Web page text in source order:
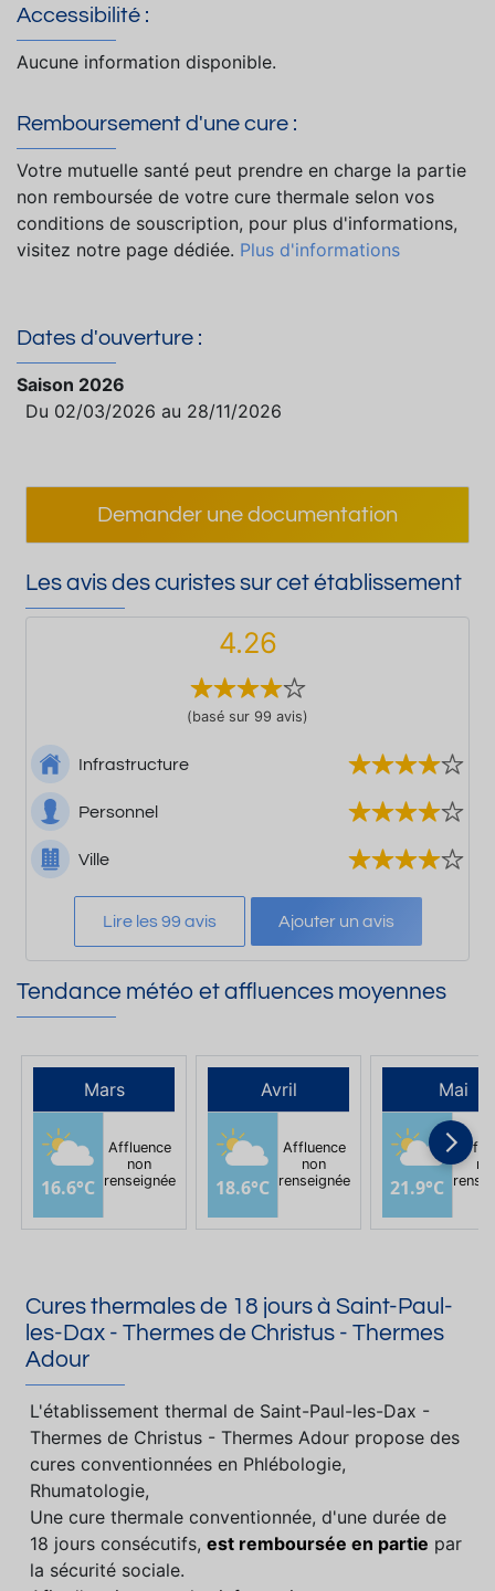
Accessibilité :
Aucune information disponible.
Remboursement d'une cure :
Votre mutuelle santé peut prendre en charge la partie
non remboursée de votre cure thermale selon vos
conditions de souscription, pour plus d'informations,
visitez notre page dédiée. Plus d'informations
Dates d'ouverture :
Saison 2026
Du 02/03/2026 au 28/11/2026
Demander une documentation
Les avis des curistes sur cet établissement
4.26
(basé sur 99 avis)
Infrastructure
Personnel
Ville
Lire les 99 avis Ajouter un avis
Tendance météo et affluences moyennes
Mars
16.6°C
Affluence
non
renseignée
Avril
18.6°C
Affluence
non
renseignée
Mai
21.9°C
Cures thermales de 18 jours à Saint-Paul-
les-Dax - Thermes de Christus - Thermes
Adour
L'établissement thermal de Saint-Paul-les-Dax -
Thermes de Christus - Thermes Adour propose des
cures conventionnées en Phlébologie,
Rhumatologie,
Une cure thermale conventionnée, d'une durée de
18 jours consécutifs, est remboursée en partie par
la sécurité sociale.